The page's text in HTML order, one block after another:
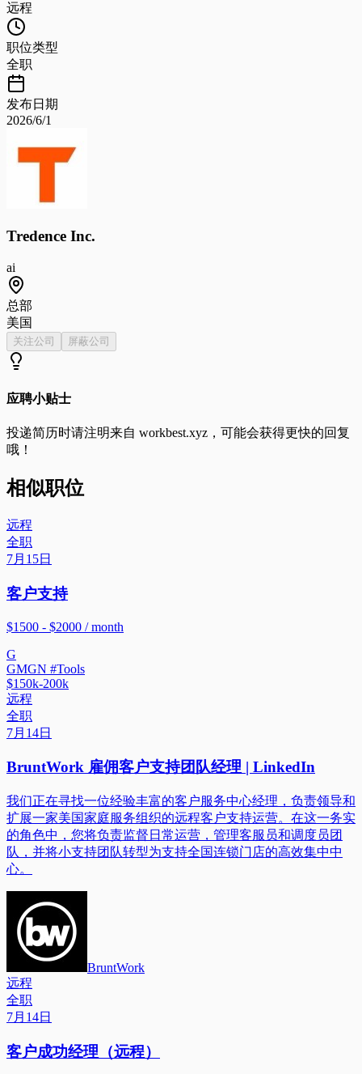
远程
职位类型
全职
发布日期
2026/6/1
Tredence Inc.
ai
总部
美国
关注公司 屏蔽公司
应聘小贴士
投递简历时请注明来自 workbest.xyz ，可能会获得更快的回复
哦！
相似职位
远程
全职
7月15日
客户支持
$1500 - $2000 / month
G
GMGN #Tools
$150k-200k
远程
全职
7月14日
BruntWork 雇佣客户支持团队经理 | LinkedIn
我们正在寻找一位经验丰富的客户服务中心经理，负责领导和
扩展一家美国家庭服务组织的远程客户支持运营。在这一务实
的角色中，您将负责监督日常运营，管理客服员和调度员团
队，并将小支持团队转型为支持全国连锁门店的高效集中中
心。
BruntWork
远程
全职
7月14日
客户成功经理（远程）